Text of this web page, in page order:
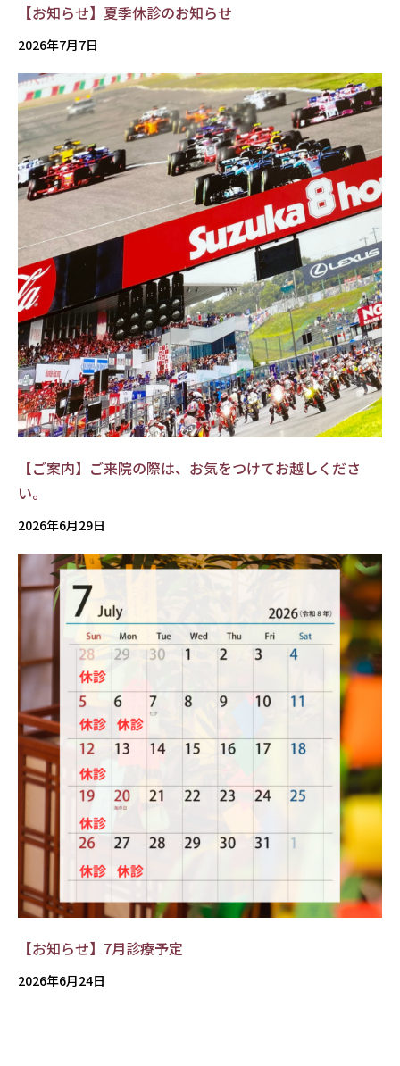
【お知らせ】夏季休診のお知らせ
2026年7月7日
【ご案内】ご来院の際は、お気をつけてお越しくださ
い。
2026年6月29日
【お知らせ】7月診療予定
2026年6月24日